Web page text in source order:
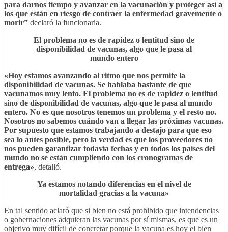
para darnos tiempo y avanzar en la vacunación y proteger así a
los que están en riesgo de contraer la enfermedad gravemente o
morir” declaró la funcionaria.
El problema no es de rapidez o lentitud sino de
disponibilidad de vacunas, algo que le pasa al
mundo entero
«Hoy estamos avanzando al ritmo que nos permite la
disponibilidad de vacunas. Se hablaba bastante de que
vacunamos muy lento. El problema no es de rapidez o lentitud
sino de disponibilidad de vacunas, algo que le pasa al mundo
entero. No es que nosotros tenemos un problema y el resto no.
Nosotros no sabemos cuándo van a llegar las próximas vacunas.
Por supuesto que estamos trabajando a destajo para que eso
sea lo antes posible, pero la verdad es que los proveedores no
nos pueden garantizar todavía fechas y en todos los países del
mundo no se están cumpliendo con los cronogramas de
entrega», detalló.
Ya estamos notando diferencias en el nivel de
mortalidad gracias a la vacuna»
En tal sentido aclaró que si bien no está prohibido que intendencias
o gobernaciones adquieran las vacunas por sí mismas, es que es un
objetivo muy difícil de concretar porque la vacuna es hoy el bien